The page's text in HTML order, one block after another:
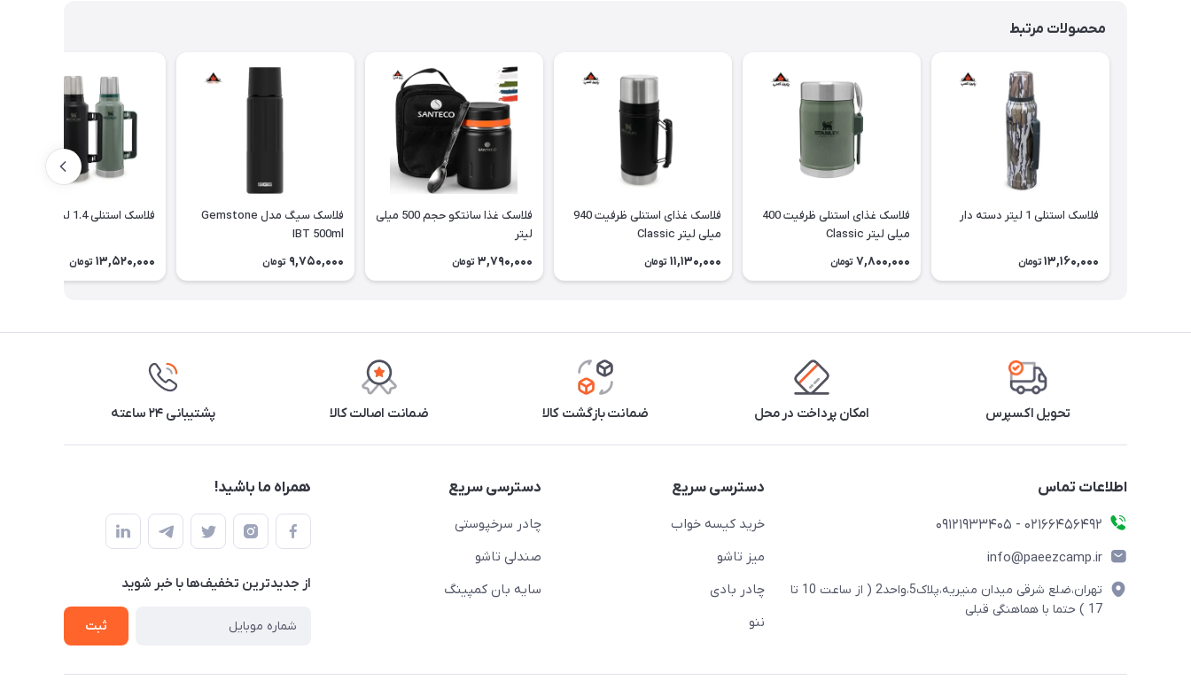
محصولات مرتبط
فلاسک استنلی 1 لیتر دسته دار
13,160,000 تومان
فلاسک غذای استنلی ظرفیت 400
میلی لیتر Classic
7,800,000 تومان
فلاسک غذای استنلی ظرفیت 940
میلی لیتر Classic
11,130,000 تومان
فلاسک غذا سانتکو حجم 500 میلی
لیتر
3,790,000 تومان
فلاسک سیگ مدل Gemstone
IBT 500ml
9,750,000 تومان
فلاسک استنلی 1.4 لیتر
13,520,000 تومان
تحویل اکسپرس امکان پرداخت در محل ضمانت بازگشت کالا ضمانت اصالت کالا پشتیبانی ۲۴ ساعته
اطلاعات تماس
02166456492 - 09121933405
info@paeezcamp.ir
تهران،ضلع شرقی میدان منیریه،پلاک5،واحد2 ( از ساعت 10 تا
17 ) حتما با هماهنگی قبلی
دسترسی سریع
خرید کیسه خواب
میز تاشو
چادر بادی
ننو
دسترسی سریع
چادر سرخپوستی
صندلی تاشو
سایه بان کمپینگ
همراه ما باشید!
از جدید‌ترین تخفیف‌ها با‌ خبر شوید
ثبت